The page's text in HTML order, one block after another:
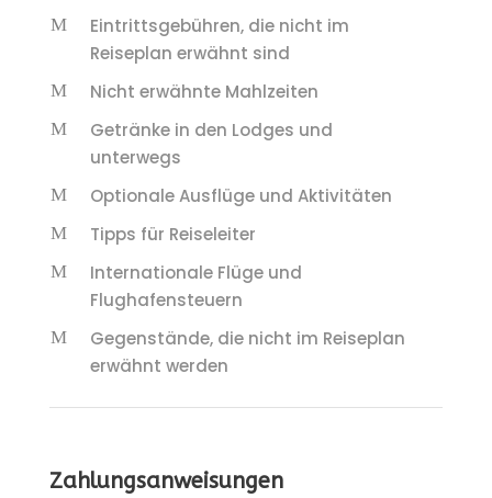
Eintrittsgebühren, die nicht im
Reiseplan erwähnt sind
Nicht erwähnte Mahlzeiten
Getränke in den Lodges und
unterwegs
Optionale Ausflüge und Aktivitäten
Tipps für Reiseleiter
Internationale Flüge und
Flughafensteuern
Gegenstände, die nicht im Reiseplan
erwähnt werden
Zahlungsanweisungen